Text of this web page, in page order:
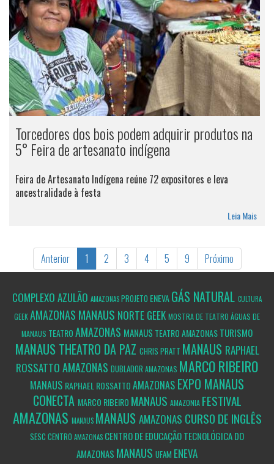
Torcedores dos bois podem adquirir produtos na
5° Feira de artesanato indígena
Feira de Artesanato Indígena reúne 72 expositores e leva
ancestralidade à festa
Leia Mais
Anterior 1 2 3 4 5 9 Próximo
COMPLEXO AZULÃO AMAZONASPROJETO ENEVAGÁS NATURAL CULTURA
GEEK AMAZONAS MANAUS NORTE GEEK MOSTRA DE TEATRO ÁGUAS DE
MANAUS TEATROAMAZONAS MANAUS TEATRO AMAZONASTURISMO
MANAUS THEATRO DA PAZ CHRIS PRATT MANAUS RAPHAEL
ROSSATTO AMAZONAS DUBLADOR AMAZONAS MARCO RIBEIRO
MANAUS RAPHAEL ROSSATTOAMAZONAS EXPO MANAUS
CONECTA MARCO RIBEIRO MANAUS AMAZONIA FESTIVAL
AMAZONAS MANAUS MANAUS AMAZONAS CURSO DE INGLÊS
SESC CENTRO AMAZONAS CENTRO DE EDUCAÇÃO TECNOLÓGICA DO
AMAZONAS MANAUS UFAM ENEVA